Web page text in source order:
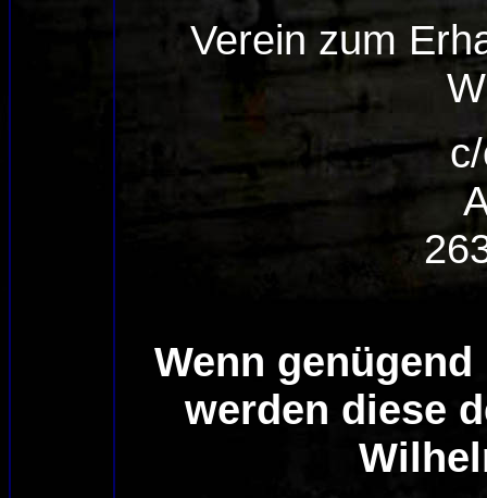
Verein zum
Wenn
werden diese